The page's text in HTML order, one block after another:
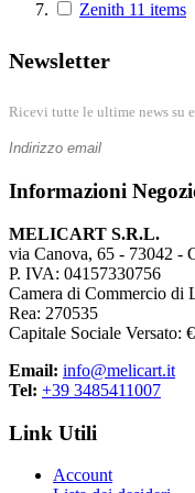
Rappresentano un valido
Zenith 11 items
Newsletter
Ricevi tutte le ultime news su
Informazioni
MELICART S.R.L.
via Canova, 65 - 73042 -
P. IVA: 04157330756
Camera di Commercio di
Rea: 270535
Capitale Sociale Versato:
Email: info@melicart.it
Tel: +39 3485411007
Link Utili
Account